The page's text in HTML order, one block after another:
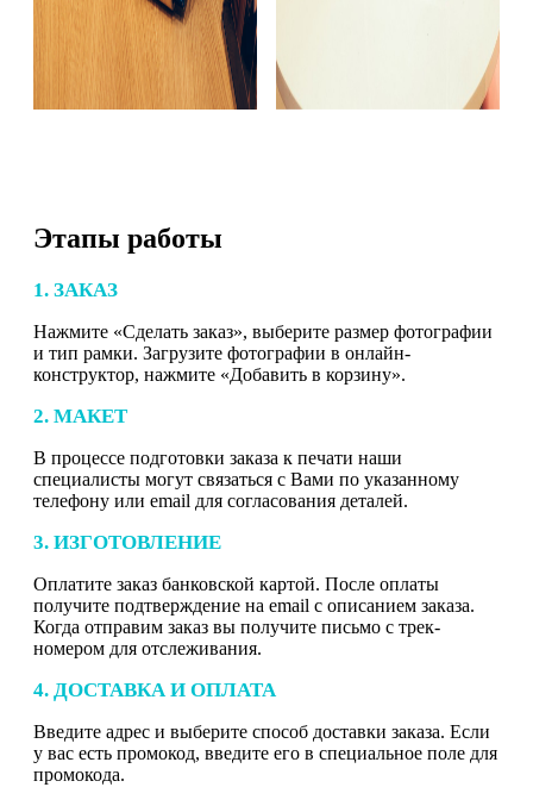
Этапы работы
1. ЗАКАЗ
Нажмите «Сделать заказ», выберите размер фотографии
и тип рамки. Загрузите фотографии в онлайн-
конструктор, нажмите «Добавить в корзину».
2. МАКЕТ
В процессе подготовки заказа к печати наши
специалисты могут связаться с Вами по указанному
телефону или email для согласования деталей.
3. ИЗГОТОВЛЕНИЕ
Оплатите заказ банковской картой. После оплаты
получите подтверждение на email с описанием заказа.
Когда отправим заказ вы получите письмо с трек-
номером для отслеживания.
4. ДОСТАВКА И ОПЛАТА
Введите адрес и выберите способ доставки заказа. Если
у вас есть промокод, введите его в специальное поле для
промокода.